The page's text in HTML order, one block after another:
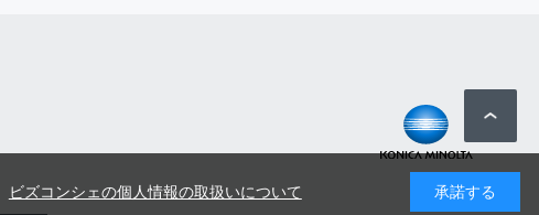
ビズコンシェの個人情報の取扱いについて 承諾する